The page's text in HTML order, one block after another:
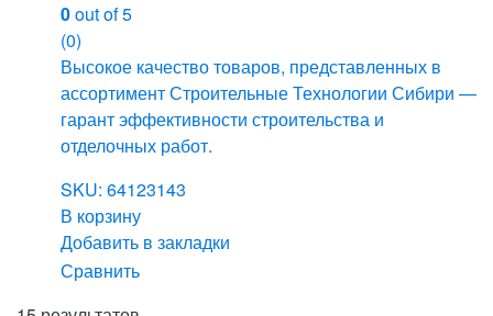
0out of 5
(0)
Высокое качество товаров, представленных в
ассортимент Строительные Технологии Сибири —
гарант эффективности строительства и
отделочных работ.
SKU: 64123143
В корзину
Добавить в закладки
Сравнить